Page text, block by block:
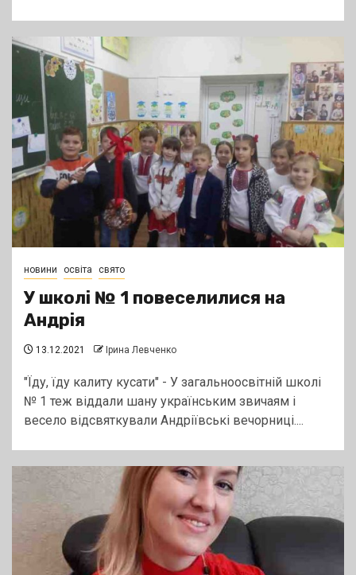
новини освіта свято
У школі № 1 повеселилися на
Андрія
13.12.2021 Ірина Левченко
"Їду, їду калиту кусати" - У загальноосвітній школі
№ 1 теж віддали шану українським звичаям і
весело відсвяткували Андріївські вечорниці....